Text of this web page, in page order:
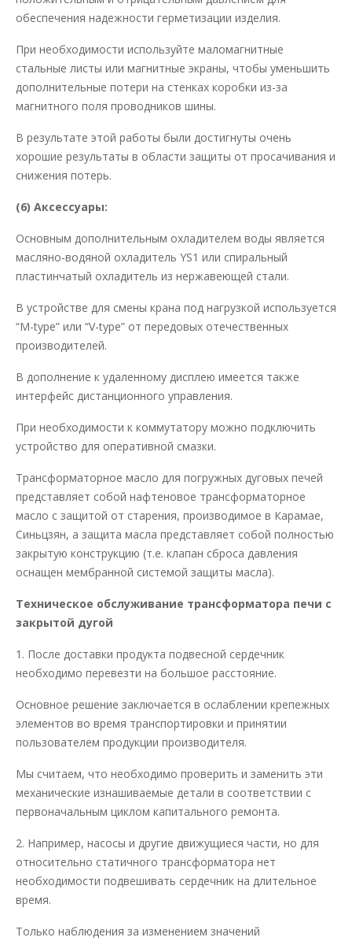
обеспечения надежности герметизации изделия.
При необходимости используйте маломагнитные
стальные листы или магнитные экраны, чтобы уменьшить
дополнительные потери на стенках коробки из-за
магнитного поля проводников шины.
В результате этой работы были достигнуты очень
хорошие результаты в области защиты от просачивания и
снижения потерь.
(6) Аксессуары:
Основным дополнительным охладителем воды является
масляно-водяной охладитель YS1 или спиральный
пластинчатый охладитель из нержавеющей стали.
В устройстве для смены крана под нагрузкой используется
“M-type” или “V-type” от передовых отечественных
производителей.
В дополнение к удаленному дисплею имеется также
интерфейс дистанционного управления.
При необходимости к коммутатору можно подключить
устройство для оперативной смазки.
Трансформаторное масло для погружных дуговых печей
представляет собой нафтеновое трансформаторное
масло с защитой от старения, производимое в Карамае,
Синьцзян, а защита масла представляет собой полностью
закрытую конструкцию (т.е. клапан сброса давления
оснащен мембранной системой защиты масла).
Техническое обслуживание трансформатора печи с
закрытой дугой
1. После доставки продукта подвесной сердечник
необходимо перевезти на большое расстояние.
Основное решение заключается в ослаблении крепежных
элементов во время транспортировки и принятии
пользователем продукции производителя.
Мы считаем, что необходимо проверить и заменить эти
механические изнашиваемые детали в соответствии с
первоначальным циклом капитального ремонта.
2. Например, насосы и другие движущиеся части, но для
относительно статичного трансформатора нет
необходимости подвешивать сердечник на длительное
время.
Только наблюдения за изменением значений